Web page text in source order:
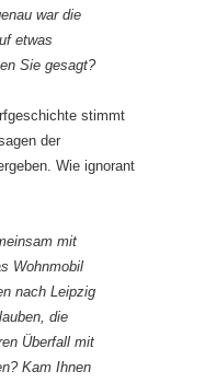
war die
etwas
Sie gesagt?
stimmt
der
Wie ignorant
mit
Wohnmobil
nach Leipzig
die
Überfall mit
Kam Ihnen